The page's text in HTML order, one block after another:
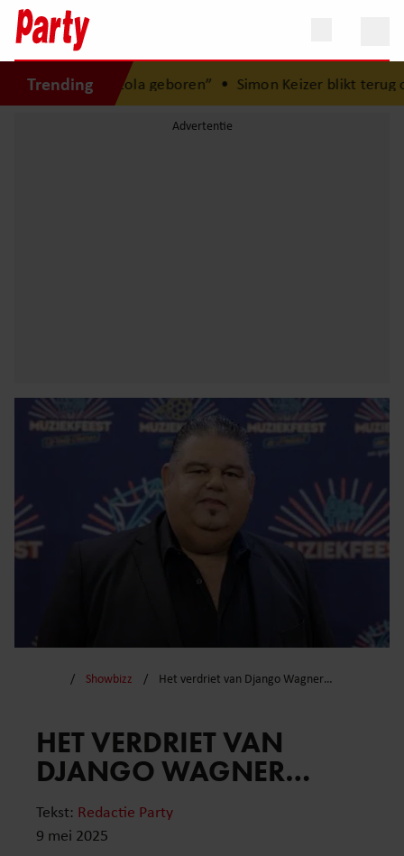
Trending
Lola geboren” • Simon Keizer blikt terug op donkere
Showbizz Het verdriet van Django Wagner…
HET VERDRIET VAN
DJANGO WAGNER…
Tekst: Redactie Party
9 mei 2025